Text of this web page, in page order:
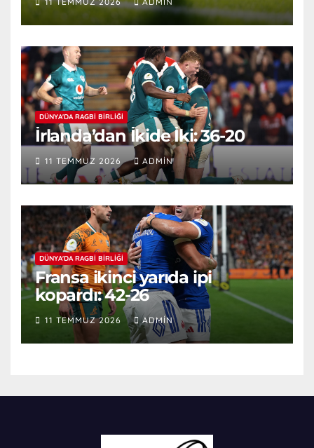
DÜNYA'DA RAGBI BIRLIĞI
İrlanda’dan İkide İki: 36-20
11 TEMMUZ 2026 ADMIN
DÜNYA'DA RAGBI BIRLIĞI
Fransa ikinci yarıda ipi
kopardı: 42-26
11 TEMMUZ 2026 ADMIN